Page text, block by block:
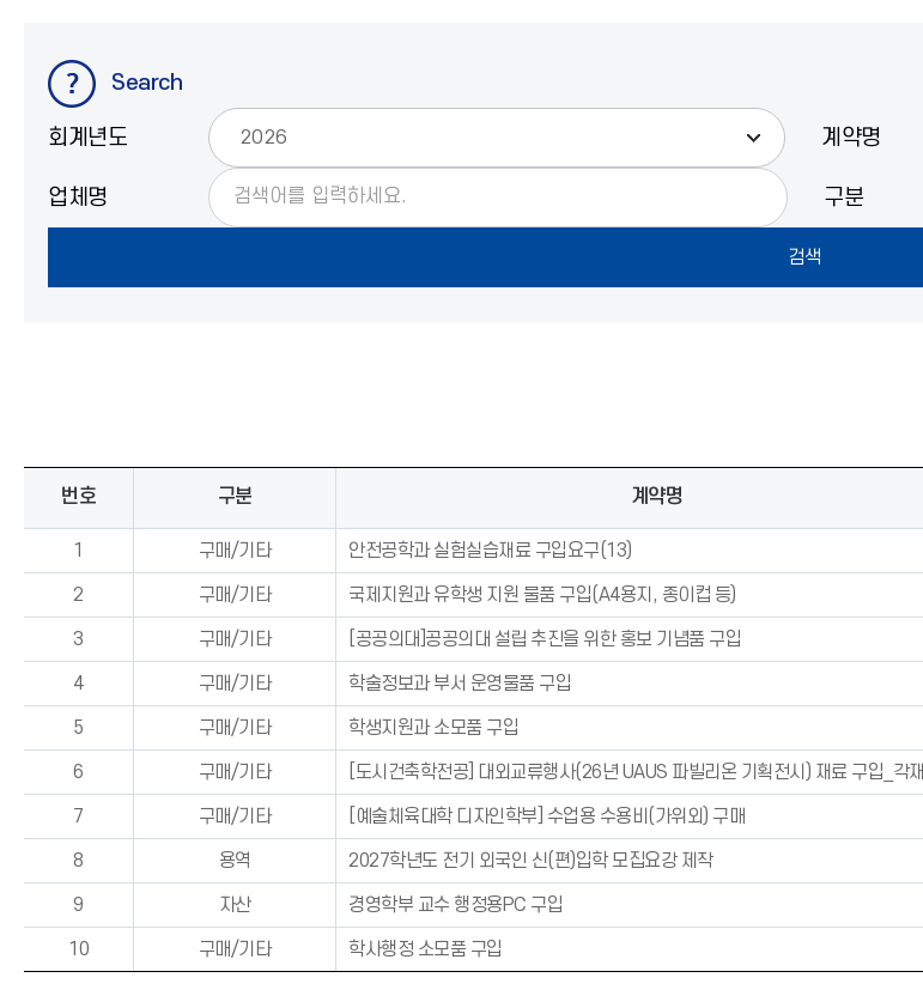
Search
회계년도 계약명
업체명 구분
번호 구분 계약명
1 구매/기타 안전공학과 실험실습재료 구입요구(13)
2 구매/기타 국제지원과 유학생 지원 물품 구입(A4용지, 종이컵 등)
3 구매/기타 [공공의대]공공의대 설립 추진을 위한 홍보 기념품 구입
4 구매/기타 학술정보과 부서 운영물품 구입
5 구매/기타 학생지원과 소모품 구입
6 구매/기타 [도시건축학전공] 대외교류행사(26년 UAUS 파빌리온 기획전시) 재료 구입_각재
7 구매/기타 [예술체육대학 디자인학부] 수업용 수용비(가위외) 구매
8 용역 2027학년도 전기 외국인 신(편)입학 모집요강 제작
9 자산 경영학부 교수 행정용PC 구입
10 구매/기타 학사행정 소모품 구입